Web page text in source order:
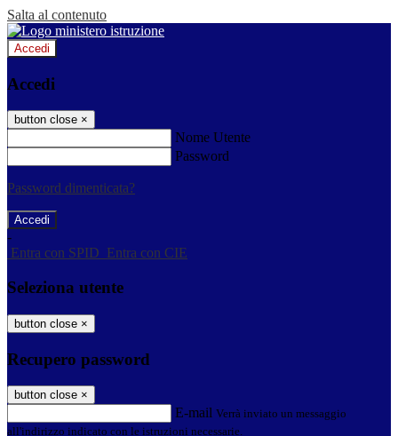
Salta al contenuto
Accedi
Accedi
button close ×
Nome Utente
Password
Password dimenticata?
-
Entra con SPID Entra con CIE
Seleziona utente
button close ×
Recupero password
button close ×
E-mail Verrà inviato un messaggio
all'indirizzo indicato con le istruzioni necessarie.